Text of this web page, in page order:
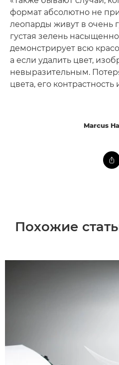
формат абсолютно не
леопарды живут в очень
густая зелень
демонстрирует всю
а если удалить цвет,
невыразительным.
цвета, его контрастность
Marcus
Похожие